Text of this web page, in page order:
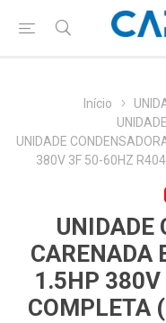
Início
UNIDADE
380V 3F 50-60HZ
UNIDADE
CARENADA
1.5HP
COMPLETA